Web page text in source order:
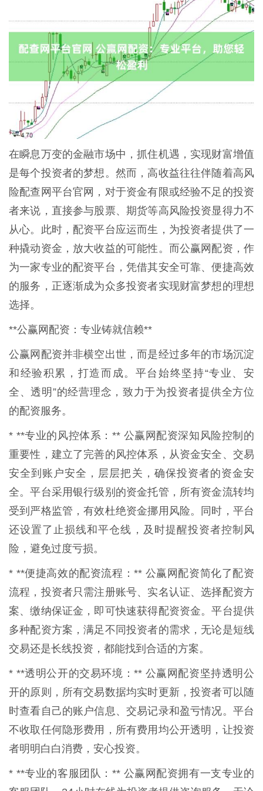
在瞬息万变的金融市场中，抓住机遇，实现财富增值
是每个投资者的梦想。然而，高收益往往伴随着高风
险配查网平台官网，对于资金有限或经验不足的投资
者来说，直接参与股票、期货等高风险投资显得力不
从心。此时，配资平台应运而生，为投资者提供了一
种撬动资金，放大收益的可能性。而公赢网配资，作
为一家专业的配资平台，凭借其安全可靠、便捷高效
的服务，正逐渐成为众多投资者实现财富梦想的理想
选择。
**公赢网配资：专业铸就信赖**
公赢网配资并非横空出世，而是经过多年的市场沉淀
和经验积累，打造而成。平台始终坚持“专业、安
全、透明”的经营理念，致力于为投资者提供全方位
的配资服务。
* **专业的风控体系：** 公赢网配资深知风险控制的
重要性，建立了完善的风控体系，从资金安全、交易
安全到账户安全，层层把关，确保投资者的资金安
全。平台采用银行级别的资金托管，所有资金流转均
受到严格监管，有效杜绝资金挪用风险。同时，平台
还设置了止损线和平仓线，及时提醒投资者控制风
险，避免过度亏损。
* **便捷高效的配资流程：** 公赢网配资简化了配资
流程，投资者只需注册账号、实名认证、选择配资方
案、缴纳保证金，即可快速获得配资资金。平台提供
多种配资方案，满足不同投资者的需求，无论是短线
交易还是长线投资，都能找到合适的方案。
* **透明公开的交易环境：** 公赢网配资坚持透明公
开的原则，所有交易数据均实时更新，投资者可以随
时查看自己的账户信息、交易记录和盈亏情况。平台
不收取任何隐形费用，所有费用均公开透明，让投资
者明明白白消费，安心投资。
* **专业的客服团队：** 公赢网配资拥有一支专业的